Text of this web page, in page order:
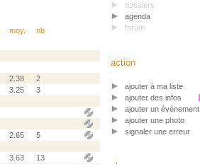
moy. nb
2.38
2
3.25
3
2.65
5
3.63 13
dossiers
agenda
forum
action
ajouter à ma liste
ajouter des infos
ajouter un événement
ajouter une photo
signaler une erreur